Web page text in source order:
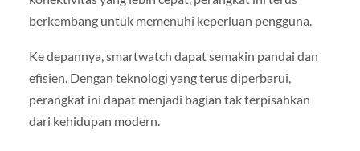
berkembang untuk memenuhi keperluan pengguna.
Ke depannya, smartwatch dapat semakin pandai dan
efisien. Dengan teknologi yang terus diperbarui,
perangkat ini dapat menjadi bagian tak terpisahkan
dari kehidupan modern.